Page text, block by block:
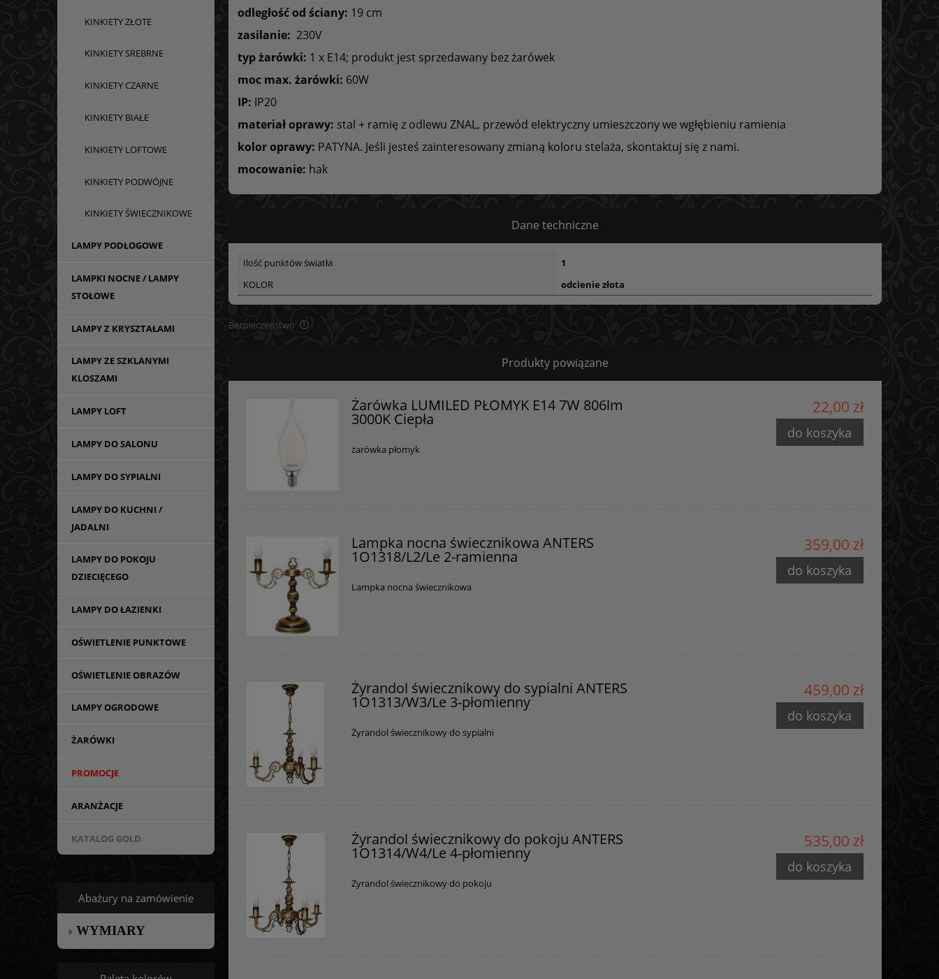
KINKIETY ZŁOTE
KINKIETY SREBRNE
KINKIETY CZARNE
KINKIETY BIAŁE
KINKIETY LOFTOWE
KINKIETY PODWÓJNE
KINKIETY ŚWIECZNIKOWE
LAMPY PODŁOGOWE
LAMPKI NOCNE / LAMPY
STOŁOWE
LAMPY Z KRYSZTAŁAMI
LAMPY ZE SZKLANYMI
KLOSZAMI
LAMPY LOFT
LAMPY DO SALONU
LAMPY DO SYPIALNI
LAMPY DO KUCHNI /
JADALNI
LAMPY DO POKOJU
DZIECIĘCEGO
LAMPY DO ŁAZIENKI
OŚWIETLENIE PUNKTOWE
OŚWIETLENIE OBRAZÓW
LAMPY OGRODOWE
ŻARÓWKI
PROMOCJE
ARANŻACJE
KATALOG GOLD
Abażury na zamówienie
WYMIARY
odległość od ściany: 19 cm
zasilanie: 230V
typ żarówki: 1 x E14; produkt jest sprzedawany bez żarówek
moc max. żarówki: 60W
IP: IP20
materiał oprawy: stal + ramię z odlewu ZNAL, przewód elektryczny umieszczony we wgłębieniu ramienia
kolor oprawy: PATYNA. Jeśli jesteś zainteresowany zmianą koloru stelaża, skontaktuj się z nami.
mocowanie: hak
Dane techniczne
Ilość punktów światła
1
KOLOR
odcienie złota
Bezpieczeństwo
Certyfikaty i ostrzeżenie bezpieczeństwa
Posiada oznaczenie CE (zgodność z normami UE).
Producent
Produkty powiązane
Żarówka LUMILED PŁOMYK E14 7W 806lm
3000K Ciepła
żarówka płomyk
22,00 zł
do koszyka
Lampka nocna świecznikowa ANTERS
1O1318/L2/Le 2-ramienna
Lampka nocna świecznikowa
359,00 zł
do koszyka
Żyrandol świecznikowy do sypialni ANTERS
1O1313/W3/Le 3-płomienny
Żyrandol świecznikowy do sypialni
459,00 zł
do koszyka
Żyrandol świecznikowy do pokoju ANTERS
1O1314/W4/Le 4-płomienny
Żyrandol świecznikowy do pokoju
535,00 zł
do koszyka